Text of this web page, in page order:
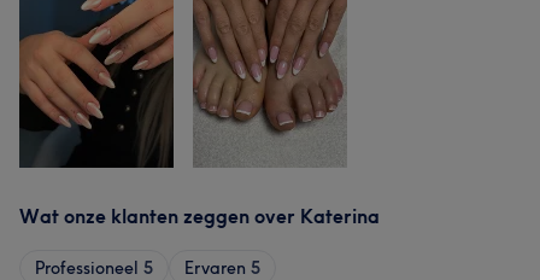
Wat onze klanten zeggen over Katerina
Professioneel 5 Ervaren 5